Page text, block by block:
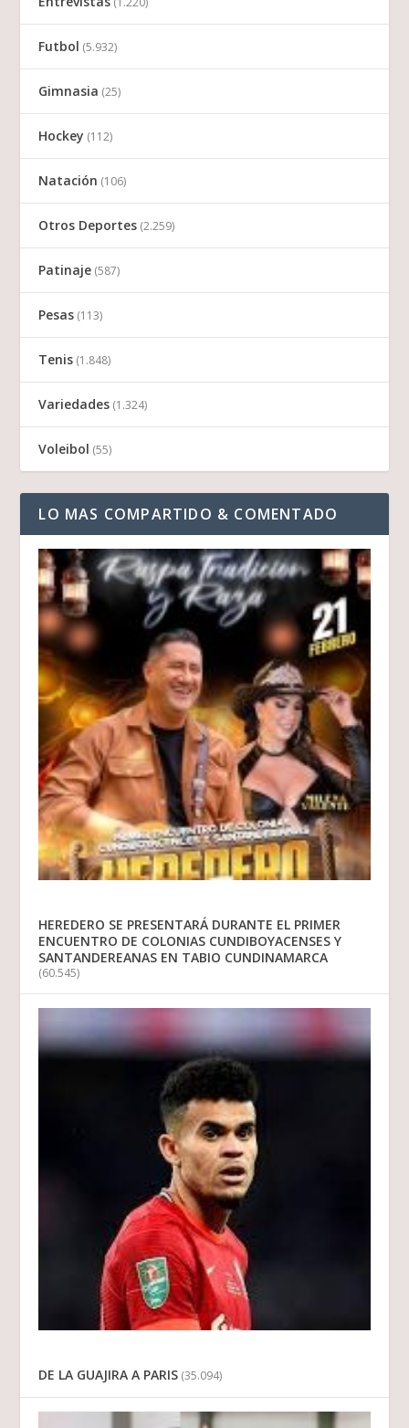
Futbol (5.932)
Gimnasia (25)
Hockey (112)
Natación (106)
Otros Deportes (2.259)
Patinaje (587)
Pesas (113)
Tenis (1.848)
Variedades (1.324)
Voleibol (55)
LO MAS COMPARTIDO & COMENTADO
HEREDERO SE PRESENTARÁ DURANTE EL PRIMER
ENCUENTRO DE COLONIAS CUNDIBOYACENSES Y
SANTANDEREANAS EN TABIO CUNDINAMARCA
(60.545)
DE LA GUAJIRA A PARIS (35.094)